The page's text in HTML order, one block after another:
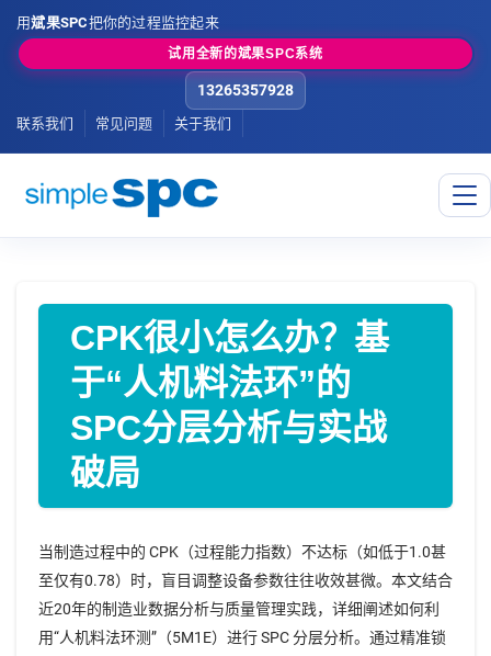
用斌果SPC把你的过程监控起来
试用全新的斌果SPC系统
13265357928
联系我们 常见问题 关于我们
CPK很小怎么办？基
于“人机料法环”的
SPC分层分析与实战
破局
当制造过程中的 CPK（过程能力指数）不达标（如低于1.0甚
至仅有0.78）时，盲目调整设备参数往往收效甚微。本文结合
近20年的制造业数据分析与质量管理实践，详细阐述如何利
用“人机料法环测”（5M1E）进行 SPC 分层分析。通过精准锁